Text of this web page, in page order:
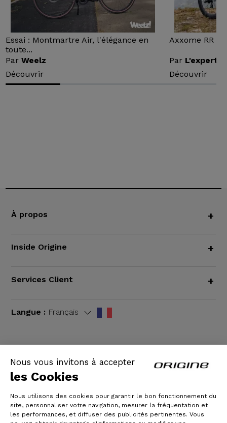
Nous vous invitons à accepter
les Cookies
Nous utilisons des cookies pour garantir le bon fonctionnement du
site, personnaliser votre navigation, mesurer la fréquentation et
les performances, et diffuser des publicités pertinentes. Vous
Essai : Montmartre Air, l'élégance en
toute...
ParWeelz
Découvrir
Axxome RR :
Par L'expert
Découvrir
À propos +
Inside Origine +
Services Client +
Langue : Français
CGV | Mentions légales